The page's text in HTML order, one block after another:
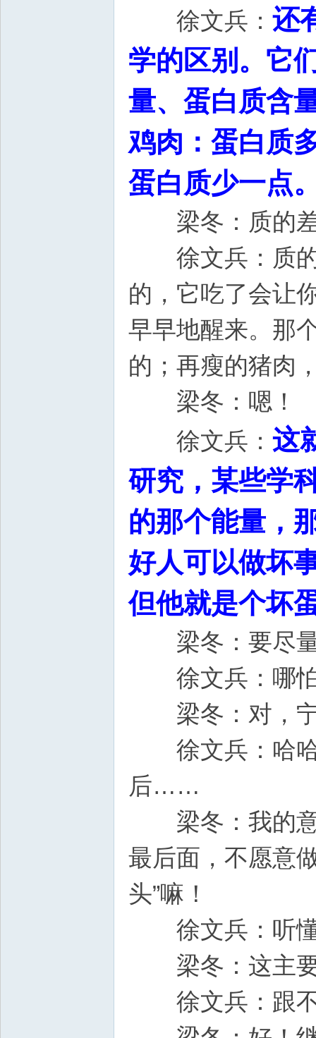
徐文兵： 还
学的区别。它
量、蛋白质含
鸡肉：蛋白质
蛋白质少一点
梁冬：质的
徐文兵：质的
的，它吃了会让
早早地醒来。那
的；再瘦的猪肉
梁冬：嗯！
徐文兵： 这
研究，某些学
的那个能量，
好人可以做坏
但他就是个坏
梁冬：要尽量
徐文兵：哪怕
梁冬：对，宁
徐文兵：哈哈
后……
梁冬：我的意
最后面，不愿意
头”嘛！
徐文兵：听
梁冬：这主要
徐文兵：跟不